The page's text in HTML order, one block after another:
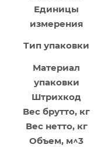
Единицы
измерения
Тип упаковки
Материал
упаковки
Штрихкод
Вес брутто, кг
Вес нетто, кг
Объем, м^3